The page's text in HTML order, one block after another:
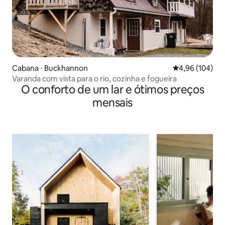
Cabana ⋅ Buckhannon 4,96 de uma
4,96 (104)
Varanda com vista para o rio, cozinha e fogueira
O conforto de um lar e ótimos preços
mensais